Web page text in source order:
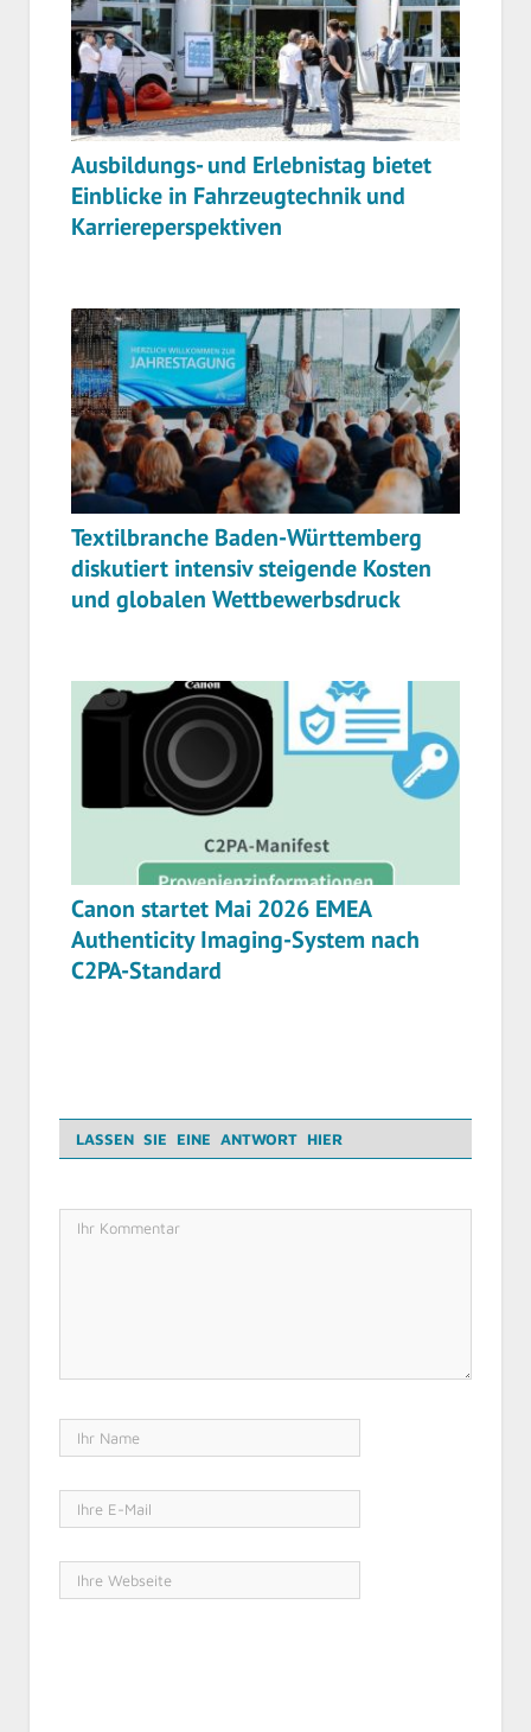
Ausbildungs- und Erlebnistag bietet
Einblicke in Fahrzeugtechnik und
Karriereperspektiven
Textilbranche Baden-Württemberg
diskutiert intensiv steigende Kosten
und globalen Wettbewerbsdruck
Canon startet Mai 2026 EMEA
Authenticity Imaging-System nach
C2PA-Standard
LASSEN SIE EINE ANTWORT HIER